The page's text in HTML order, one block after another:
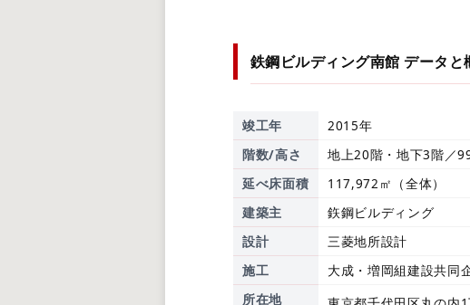
鉄鋼ビルディング南館 データと
竣工年
2015年
階数/高さ
地上20階・地下3階／
延べ床面積
117,972㎡（全体）
建築主
鉃鋼ビルディング
設計
三菱地所設計
施工
大成・増岡組建設共同
所在地